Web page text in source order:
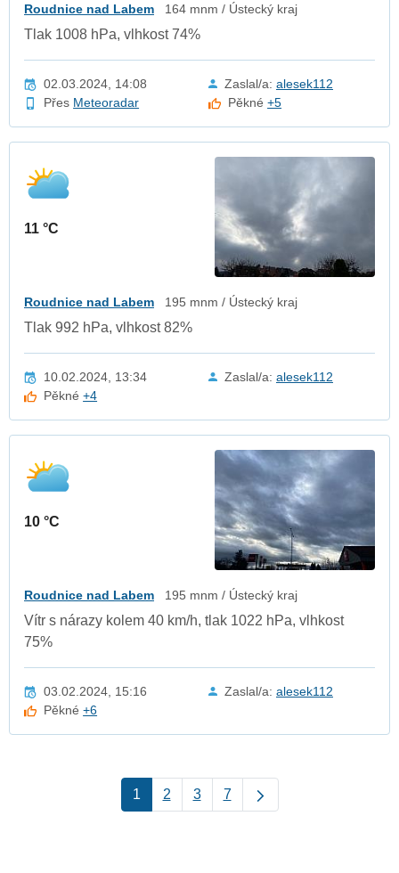
Roudnice nad Labem 164 mnm / Ústecký kraj
Tlak 1008 hPa, vlhkost 74%
02.03.2024, 14:08 Zaslal/a: alesek112
Přes Meteoradar Pěkné+5
11 °C
Roudnice nad Labem 195 mnm / Ústecký kraj
Tlak 992 hPa, vlhkost 82%
10.02.2024, 13:34 Zaslal/a: alesek112
Pěkné+4
10 °C
Roudnice nad Labem 195 mnm / Ústecký kraj
Vítr s nárazy kolem 40 km/h, tlak 1022 hPa, vlhkost
75%
03.02.2024, 15:16 Zaslal/a: alesek112
Pěkné+6
1 2 3 7